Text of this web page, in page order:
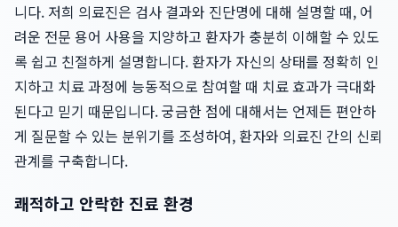
니다. 저희 의료진은 검사 결과와 진단명에 대해 설명할 때, 어
려운 전문 용어 사용을 지양하고 환자가 충분히 이해할 수 있도
록 쉽고 친절하게 설명합니다. 환자가 자신의 상태를 정확히 인
지하고 치료 과정에 능동적으로 참여할 때 치료 효과가 극대화
된다고 믿기 때문입니다. 궁금한 점에 대해서는 언제든 편안하
게 질문할 수 있는 분위기를 조성하여, 환자와 의료진 간의 신뢰
관계를 구축합니다.
쾌적하고 안락한 진료 환경